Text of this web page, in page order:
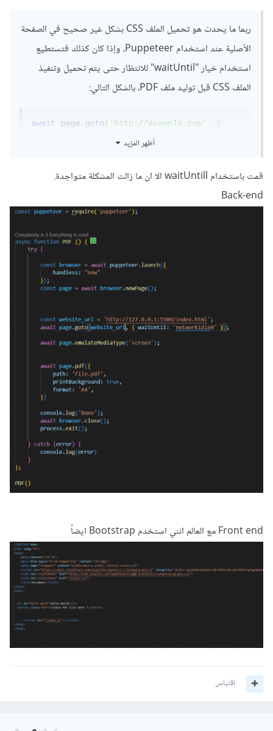
ربما ما يحدث هو تحميل الملف CSS بشكل غير صحيح في الصفحة
الأصلية عند استخدام Puppeteer، وإذا كان كذلك فتستطيع
استخدام خيار "waitUntil" للانتظار حتى يتم تحميل وتنفيذ
الملف CSS قبل توليد ملف PDF، بالشكل التالي:
await page .goto('http://example.com'
{
'networkidle0'
النشاط على الشبكة قبل الاستمرار في عملية التحويل.
وبإمكانك أيضًا استخدام خيار "waitFor" في Puppeteer
للانتظار حتى يتم تحقيق حالة معينة قبل توليد ملف PDF، مثلاً
استخدامه للانتظار حتى يتم تحميل عناصر محددة أو حتى يكتمل
await page .pdf ({ path: 'output.pdf' });
أو استخدام دالة page.evaluate() لتنفيذ سكريبت مخصص في
صفحة المستعرض والتحكم في توقيت تحميل العناصر، وتستطيع
استخدام هذا السكريبت لتنفيذ أمر window.print() الذي يحاكي
طباعة الصفحة، وذلك بعد التأكد من تحميل جميع العناصر بشكل
await page.evaluate
  window
.print();
وعليك تضمين السكريبت في النقطة المناسبة في كودك، حيث يتم
أظهر المزيد
قمت باستخدام waitUntill الا ان ما زالت المشكلة متواجدة.
Back-end
Front end مع العالم انني استخدم Bootstrap ايضاُ
اقتباس